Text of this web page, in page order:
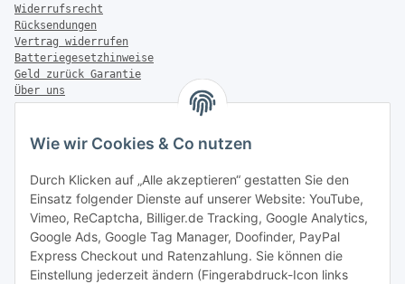
Wie wir Cookies & Co nutzen
Durch Klicken auf „Alle akzeptieren“ gestatten Sie den
Einsatz folgender Dienste auf unserer Website: YouTube,
Vimeo, ReCaptcha, Billiger.de Tracking, Google Analytics,
Google Ads, Google Tag Manager, Doofinder, PayPal
Express Checkout und Ratenzahlung. Sie können die
Einstellung jederzeit ändern (Fingerabdruck-Icon links
Widerrufsrecht
Rücksendungen
Vertrag widerrufen
Batteriegesetzhinweise
Geld zurück Garantie
Über uns
FAQ
Zahlung & Versand
Versandinformationen